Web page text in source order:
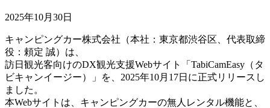
2025年10月30日
キャンピングカー株式会社（本社：東京都渋谷区、代表取締
役：頼定 誠）は、
訪日観光客向けのDX観光支援Webサイト「TabiCamEasy（タ
ビキャンイージー）」を、2025年10月17日に正式リリースし
ました。
本Webサイトは、キャンピングカーの無人レンタル機能と、